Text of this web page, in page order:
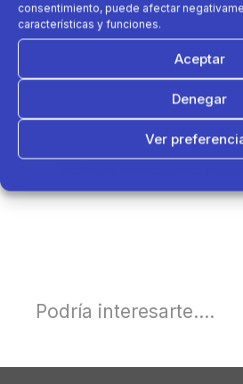
consentimiento, puede afectar
características y funciones.
Aceptar
Denegar
Ver
Podría interesarte....